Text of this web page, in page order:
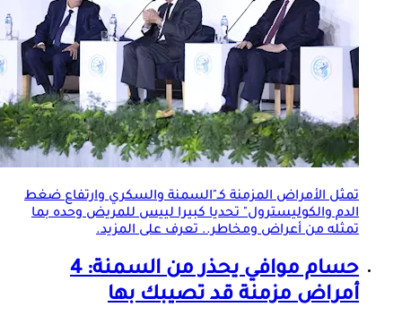
تمثلالأمراض المزمنةكـ"السمنة والسكري وارتفاع ضغط
الدم والكوليسترول" تحديا كبيرا لييس للمريض وحده بما
تمثله من أعراض ومخاطر.. تعرف على المزيد.
حسام موافي يحذر من السمنة: 4
أمراض مزمنة قد تصيبك بها